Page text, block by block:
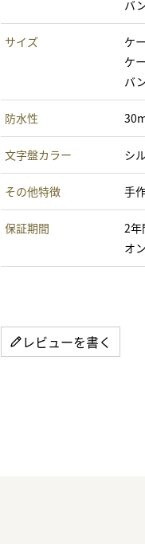
バ
サイズ
ケ
ケ
バ
防水性
文字盤カラー シ
その他特徴 手
保証期間
2年
オ
レビューを書く